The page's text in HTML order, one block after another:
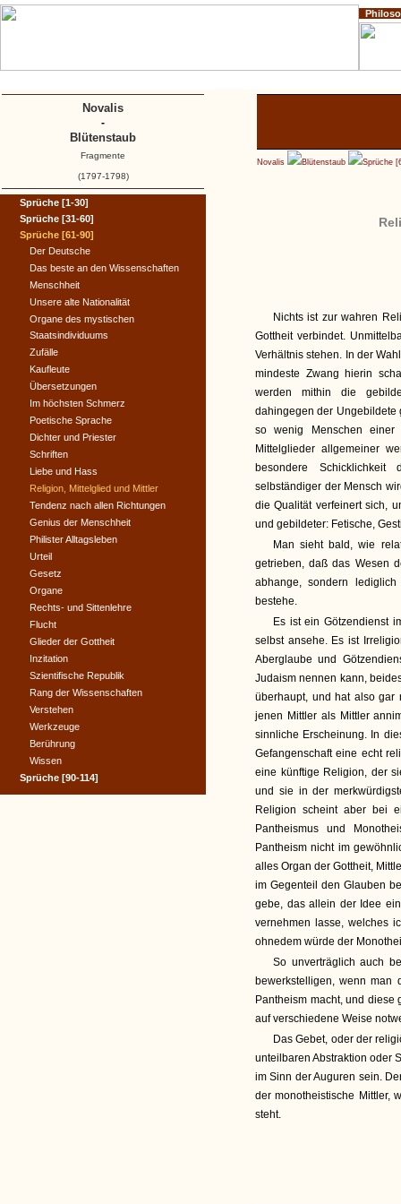
Novalis Blütenstaub Sprüche
Nichts ist zur wahren
Gottheit verbindet.
Verhältnis stehen. In der
mindeste Zwang hierin
werden mithin die
dahingegen der Ungebildete
so wenig Menschen
Mittelglieder allgemeiner
besondere
selbständiger der Mensch
die Qualität verfeinert sich,
und gebildeter: Fetische,
Man sieht bald, wie
getrieben, daß das Wesen
abhange, sondern
bestehe.
Es ist ein Götzendienst
selbst ansehe. Es ist
Aberglaube und
Judaism nennen kann,
überhaupt, und hat also gar
jenen Mittler als Mittler
sinnliche Erscheinung. In
Gefangenschaft eine echt
eine künftige Religion, der
und sie in der
Religion scheint aber bei
Pantheismus und
Pantheism nicht im
alles Organ der Gottheit,
im Gegenteil den Glauben
gebe, das allein der Idee
vernehmen lasse, welches
ohnedem würde der
So unverträglich auch
bewerkstelligen, wenn man
Pantheism macht, und
auf verschiedene Weise
Das Gebet, oder der
unteilbaren Abstraktion oder
im Sinn der Auguren sein.
der monotheistische Mittler,
steht.
Sprüche [1-30]
Sprüche [31-60]
Sprüche [61-90]
Der Deutsche
Das beste an den Wissenschaften
Menschheit
Unsere alte Nationalität
Organe des mystischen
Staatsindividuums
Zufälle
Kaufleute
Übersetzungen
Im höchsten Schmerz
Poetische Sprache
Dichter und Priester
Schriften
Liebe und Hass
Religion, Mittelglied und Mittler
Tendenz nach allen Richtungen
Genius der Menschheit
Philister Alltagsleben
Urteil
Gesetz
Organe
Rechts- und Sittenlehre
Flucht
Glieder der Gottheit
Inzitation
Szientifische Republik
Rang der Wissenschaften
Verstehen
Werkzeuge
Berührung
Wissen
Sprüche [90-114]
Novalis
-
Blütenstaub
Fragmente
(1797-1798)